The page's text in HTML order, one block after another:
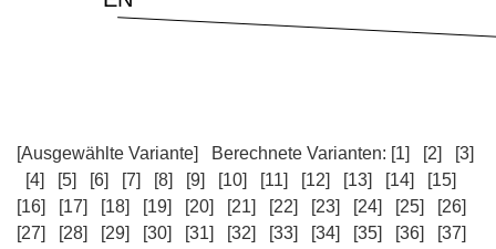
[Ausgewählte Variante] Berechnete Varianten: [1] [2]
[3]
[4]
[5] [6] [7] [8] [9] [10] [11] [12] [13] [14]
[15]
[16]
[17] [18] [19] [20] [21] [22] [23] [24] [25]
[26]
[27]
[28] [29] [30] [31] [32] [33] [34] [35] [36]
[37]